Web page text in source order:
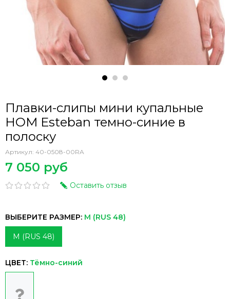
Плавки-слипы мини купальные
HOM Esteban темно-синие в
полоску
Артикул: 40-0508-00RA
7 050 руб
Оставить отзыв
ВЫБЕРИТЕ РАЗМЕР: M (RUS 48)
M (RUS 48)
ЦВЕТ: Тёмно-синий